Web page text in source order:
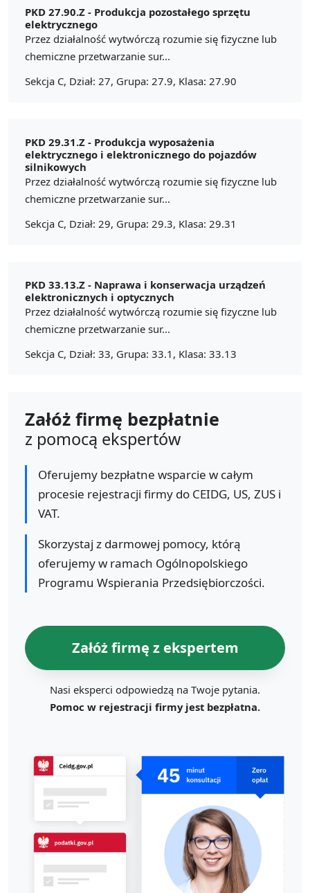
PKD 27.90.Z - Produkcja pozostałego sprzętu
elektrycznego
Przez działalność wytwórczą rozumie się fizyczne lub
chemiczne przetwarzanie sur...
Sekcja C, Dział: 27, Grupa: 27.9, Klasa: 27.90
PKD 29.31.Z - Produkcja wyposażenia
elektrycznego i elektronicznego do pojazdów
silnikowych
Przez działalność wytwórczą rozumie się fizyczne lub
chemiczne przetwarzanie sur...
Sekcja C, Dział: 29, Grupa: 29.3, Klasa: 29.31
PKD 33.13.Z - Naprawa i konserwacja urządzeń
elektronicznych i optycznych
Przez działalność wytwórczą rozumie się fizyczne lub
chemiczne przetwarzanie sur...
Sekcja C, Dział: 33, Grupa: 33.1, Klasa: 33.13
Załóż firmę bezpłatnie
z pomocą ekspertów
Oferujemy bezpłatne wsparcie w całym
procesie rejestracji firmy do CEIDG, US, ZUS i
VAT.
Skorzystaj z darmowej pomocy, którą
oferujemy w ramach Ogólnopolskiego
Programu Wspierania Przedsiębiorczości.
Załóż firmę z ekspertem
Nasi eksperci odpowiedzą na Twoje pytania.
Pomoc w rejestracji firmy jest bezpłatna.